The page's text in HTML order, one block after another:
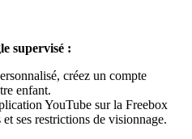
supervisé :
créez un compte
enfant.
YouTube sur la Freebox
ses restrictions de visionnage.